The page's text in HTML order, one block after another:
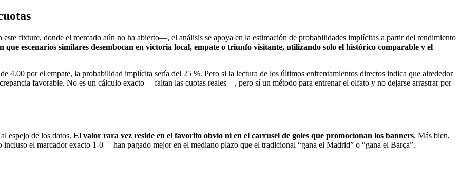
fixture, donde el mercado aún no ha abierto—, el análisis se apoya en la estimación de probabilidades implícitas a partir del rendimiento
que escenarios similares desembocan en victoria local, empate o triunfo visitante, utilizando solo el histórico comparable y el
4.00 por el empate, la probabilidad implícita sería del 25 %. Pero si la lectura de los últimos enfrentamientos directos indica que alrededor
favorable. No es un cálculo exacto —faltan las cuotas reales—, pero sí un método para entrenar el olfato y no dejarse arrastrar por
espejo de los datos. El valor rara vez reside en el favorito obvio ni en el carrusel de goles que promocionan los banners. Más bien,
el marcador exacto 1-0— han pagado mejor en el mediano plazo que el tradicional “gana el Madrid” o “gana el Barça”.